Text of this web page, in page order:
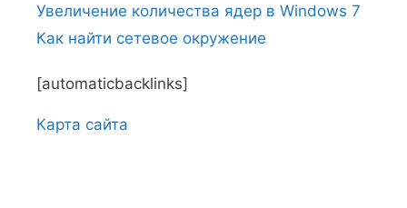
Увеличение количества ядер в Windows 7
Как найти сетевое окружение
[automaticbacklinks]
Карта сайтa